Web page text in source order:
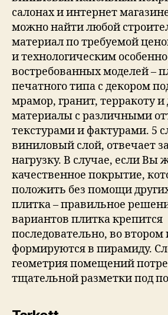
салонах и интернет
можно найти любой
материал по требуемой
и технологическим
востребованных моделей –
печатного типа с декором
мрамор, гранит, терракоту и
материалы с различными
текстурами и фактурами. 5
виниловый слой, отвечает
нагрузку. В случае, если Вы
качественное покрытие,
положить без помощи
плитка – правильное
вариантов плитка крепится
последовательно, во втором
формируются в пирамиду.
геометрия помещений
тщательной разметки под